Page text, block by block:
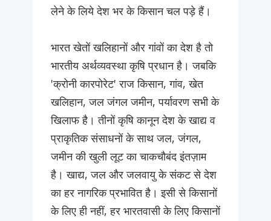
लेने के लिये देश भर के किसान चल पड़े हैं।
भारत खेतों खलिहानों और गांवों का देश है तो
भारतीय अर्थव्यवस्था कृषि प्रधान है। जबकि
'क्रोनी कारपोरेट' राज किसान, गांव, खेत
खलिहान, जल जंगल जमीन, पर्यावरण सभी के
खिलाफ है। तीनों कृषि कानून देश के खाद्य व
प्राकृतिक संसाधनों के साथ जल, जंगल,
जमीन की खुली लूट का चाकचौबंद इंतज़ाम
है। खाद्य, जल और जलवायु के संकट से देश
का हर नागरिक प्रभावित है। इसी से किसानों
के लिए ही नहीं, हर भारतवासी के लिए किसानों